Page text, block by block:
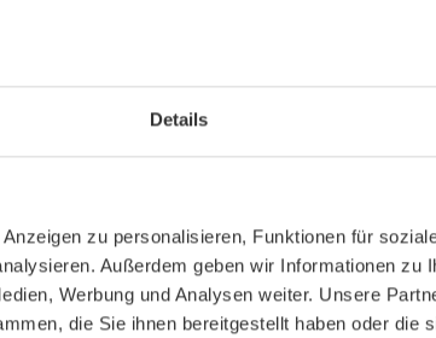
Details
zu personalisieren, Funktionen für
Außerdem geben wir Informationen zu
Werbung und Analysen weiter. Unsere
die Sie ihnen bereitgestellt haben oder die